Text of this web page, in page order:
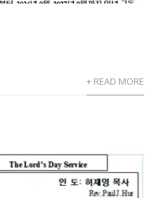
+ READ MORE